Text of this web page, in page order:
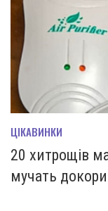
ЦІКАВИНКИ
20 хитрощів
мучать